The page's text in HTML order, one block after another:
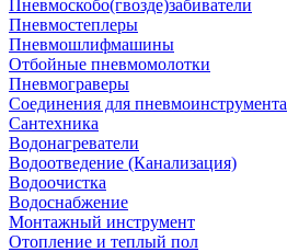
Пневмоскобо(гвозде)забиватели
Пневмостеплеры
Пневмошлифмашины
Отбойные пневмомолотки
Пневмограверы
Соединения для пневмоинструмента
Сантехника
Водонагреватели
Водоотведение (Канализация)
Водоочистка
Водоснабжение
Монтажный инструмент
Отопление и теплый пол